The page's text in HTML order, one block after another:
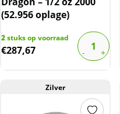
(52.956 oplage)
2stuks op voorraad
€287,67
Zilver